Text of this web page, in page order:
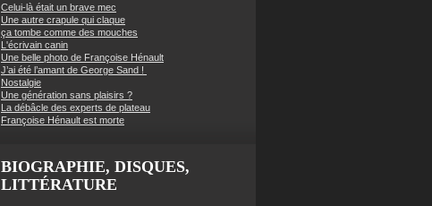
Celui-là était un brave mec
Une autre crapule qui claque
ça tombe comme des mouches
L'écrivain canin
Une belle photo de Françoise Hénault
J’ai été l’amant de George Sand !
Nostalgie
Une génération sans plaisirs ?
La débâcle des experts de plateau
Françoise Hénault est morte
BIOGRAPHIE, DISQUES,
LITTÉRATURE